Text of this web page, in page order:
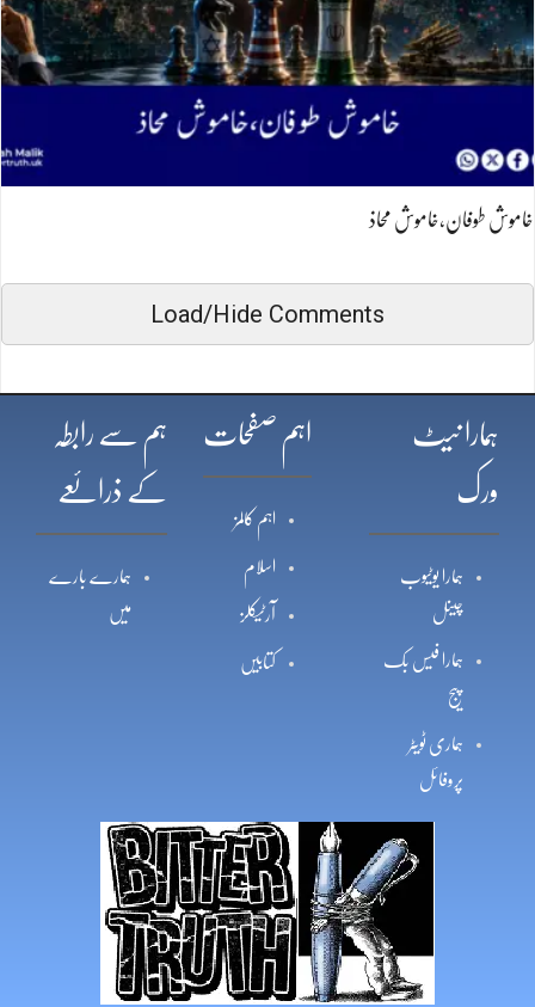
خاموش طوفان،خاموش محاذ
Load/Hide Comments
ہمارا نیٹ
ورک
ہمارا یوٹیوب
چینل
ہمارا فیس بک
پیج
ہماری ٹویٹر
پروفائل
اہم صفحات
اہم کالمز
اسلام
آرٹیکلز
کتابیں
ہم سے رابطہ
کے ذرائعے
ہمارے بارے
میں